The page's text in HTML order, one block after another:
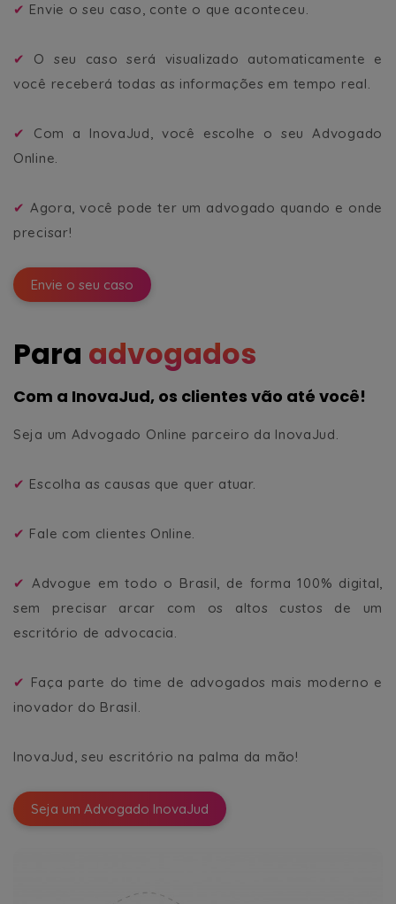
✔ Envie o seu caso, conte o que aconteceu.
✔ O seu caso será visualizado automaticamente e
você receberá todas as informações em tempo real.
✔ Com a InovaJud, você escolhe o seu Advogado
Online.
✔ Agora, você pode ter um advogado quando e onde
precisar!
Envie o seu caso
Para advogados
Com a InovaJud, os clientes vão até você!
Seja um Advogado Online parceiro da InovaJud.
✔ Escolha as causas que quer atuar.
✔ Fale com clientes Online.
✔ Advogue em todo o Brasil, de forma 100% digital,
sem precisar arcar com os altos custos de um
escritório de advocacia.
✔ Faça parte do time de advogados mais moderno e
inovador do Brasil.
InovaJud, seu escritório na palma da mão!
Seja um Advogado InovaJud